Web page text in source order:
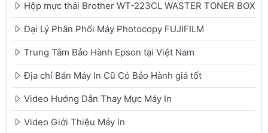
Hộp mực thải Brother WT-223CL WASTER TONER BOX
Đại Lý Phân Phối Máy Photocopy FUJIFILM
Trung Tâm Bảo Hành Epson tại Việt Nam
Địa chỉ Bán Máy In Cũ Có Bảo Hành giá tốt
Video Hướng Dẫn Thay Mực Máy In
Video Giới Thiệu Máy In